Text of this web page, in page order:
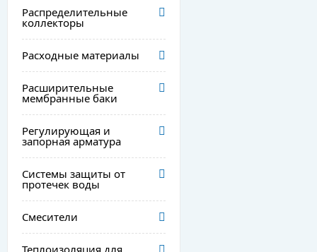
Распределительные
коллекторы
Расходные материалы
Расширительные
мембранные баки
Регулирующая и
запорная арматура
Системы защиты от
протечек воды
Смесители
Теплоизоляция для